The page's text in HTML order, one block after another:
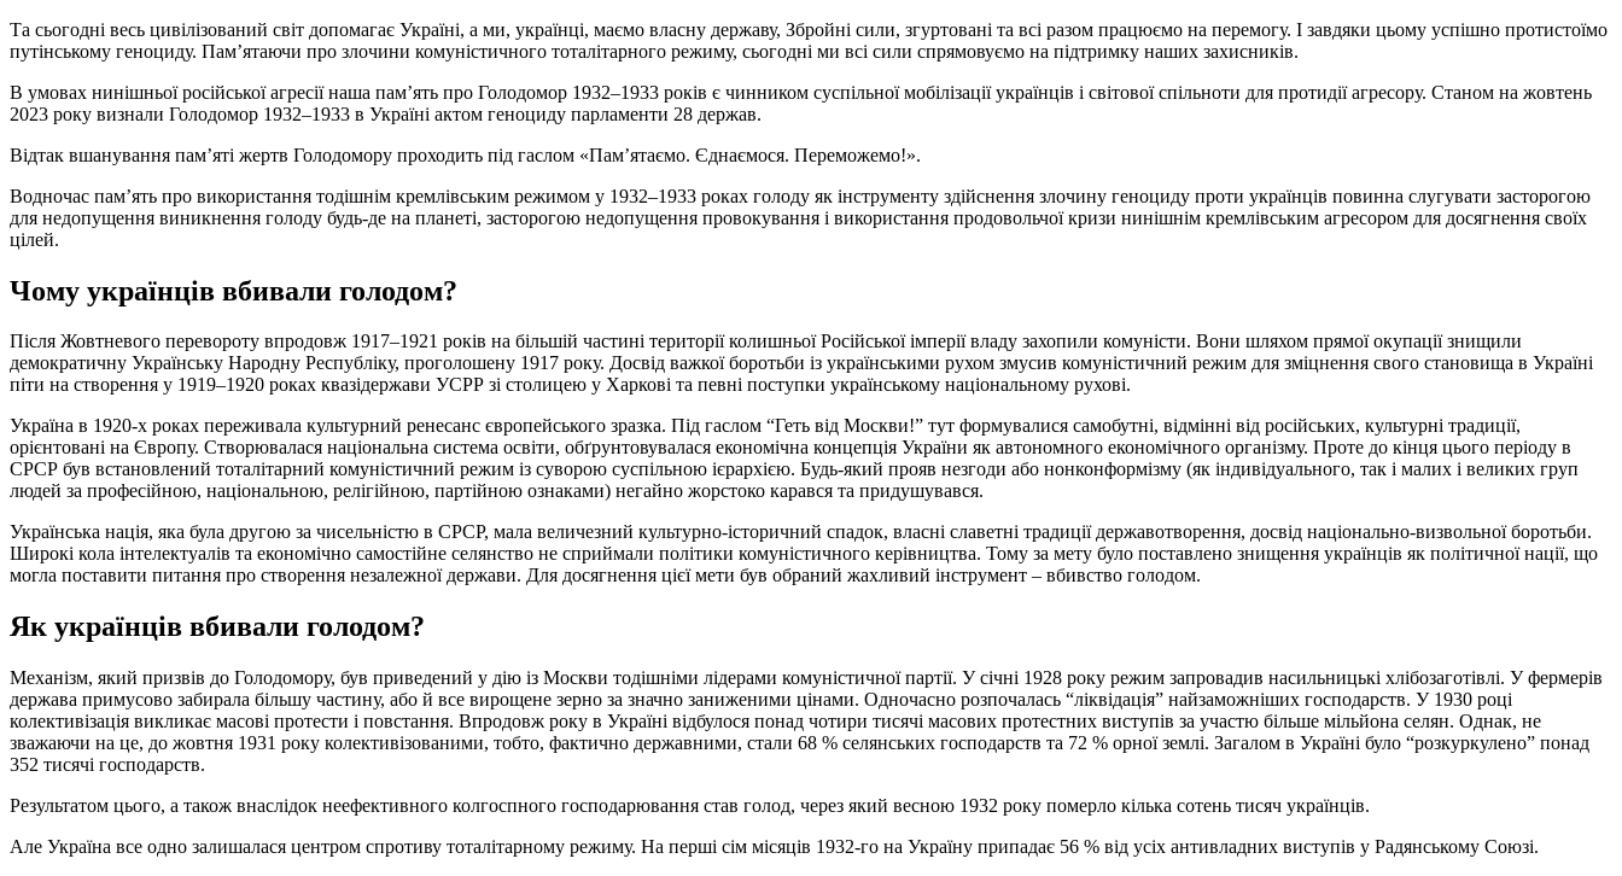
Та сьогодні весь цивілізований світ допомагає Україні, а ми, українці, маємо власну державу, Збройні сили, згуртовані та всі разом працюємо на перемогу. І завдяки цьому успішно протистоїмо
путінському геноциду. Пам’ятаючи про злочини комуністичного тоталітарного режиму, сьогодні ми всі сили спрямовуємо на підтримку наших захисників.
В умовах нинішньої російської агресії наша пам’ять про Голодомор 1932–1933 років є чинником суспільної мобілізації українців і світової спільноти для протидії агресору. Станом на жовтень
2023 року визнали Голодомор 1932–1933 в Україні актом геноциду парламенти 28 держав.
Відтак вшанування пам’яті жертв Голодомору проходить під гаслом «Пам’ятаємо. Єднаємося. Переможемо!».
Водночас пам’ять про використання тодішнім кремлівським режимом у 1932–1933 роках голоду як інструменту здійснення злочину геноциду проти українців повинна слугувати засторогою
для недопущення виникнення голоду будь-де на планеті, засторогою недопущення провокування і використання продовольчої кризи нинішнім кремлівським агресором для досягнення своїх
цілей.
Чому українців вбивали голодом?
Після Жовтневого перевороту впродовж 1917–1921 років на більшій частині території колишньої Російської імперії владу захопили комуністи. Вони шляхом прямої окупації знищили
демократичну Українську Народну Республіку, проголошену 1917 року. Досвід важкої боротьби із українськими рухом змусив комуністичний режим для зміцнення свого становища в Україні
піти на створення у 1919–1920 роках квазідержави УСРР зі столицею у Харкові та певні поступки українському національному рухові.
Україна в 1920-х роках переживала культурний ренесанс європейського зразка. Під гаслом “Геть від Москви!” тут формувалися самобутні, відмінні від російських, культурні традиції,
орієнтовані на Європу. Створювалася національна система освіти, обґрунтовувалася економічна концепція України як автономного економічного організму. Проте до кінця цього періоду в
СРСР був встановлений тоталітарний комуністичний режим із суворою суспільною ієрархією. Будь-який прояв незгоди або нонконформізму (як індивідуального, так і малих і великих груп
людей за професійною, національною, релігійною, партійною ознаками) негайно жорстоко карався та придушувався.
Українська нація, яка була другою за чисельністю в СРСР, мала величезний культурно-історичний спадок, власні славетні традиції державотворення, досвід національно-визвольної боротьби.
Широкі кола інтелектуалів та економічно самостійне селянство не сприймали політики комуністичного керівництва. Тому за мету було поставлено знищення українців як політичної нації, що
могла поставити питання про створення незалежної держави. Для досягнення цієї мети був обраний жахливий інструмент – вбивство голодом.
Як українців вбивали голодом?
Механізм, який призвів до Голодомору, був приведений у дію із Москви тодішніми лідерами комуністичної партії. У січні 1928 року режим запровадив насильницькі хлібозаготівлі. У фермерів
держава примусово забирала більшу частину, або й все вирощене зерно за значно заниженими цінами. Одночасно розпочалась “ліквідація” найзаможніших господарств. У 1930 році
колективізація викликає масові протести і повстання. Впродовж року в Україні відбулося понад чотири тисячі масових протестних виступів за участю більше мільйона селян. Однак, не
зважаючи на це, до жовтня 1931 року колективізованими, тобто, фактично державними, стали 68 % селянських господарств та 72 % орної землі. Загалом в Україні було “розкуркулено” понад
352 тисячі господарств.
Результатом цього, а також внаслідок неефективного колгоспного господарювання став голод, через який весною 1932 року померло кілька сотень тисяч українців.
Але Україна все одно залишалася центром спротиву тоталітарному режиму. На перші сім місяців 1932-го на Україну припадає 56 % від усіх антивладних виступів у Радянському Союзі.